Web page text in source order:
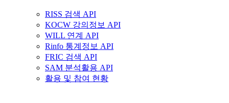
RISS 검색 API
KOCW 강의정보 API
WILL 연계 API
Rinfo 통계정보 API
FRIC 검색 API
SAM 분석활용 API
활용 및 참여 현황